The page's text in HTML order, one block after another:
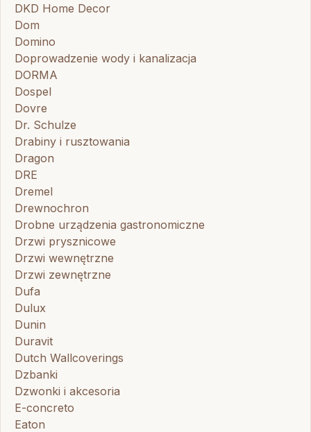
DKD Home Decor
Dom
Domino
Doprowadzenie wody i kanalizacja
DORMA
Dospel
Dovre
Dr. Schulze
Drabiny i rusztowania
Dragon
DRE
Dremel
Drewnochron
Drobne urządzenia gastronomiczne
Drzwi prysznicowe
Drzwi wewnętrzne
Drzwi zewnętrzne
Dufa
Dulux
Dunin
Duravit
Dutch Wallcoverings
Dzbanki
Dzwonki i akcesoria
E-concreto
Eaton